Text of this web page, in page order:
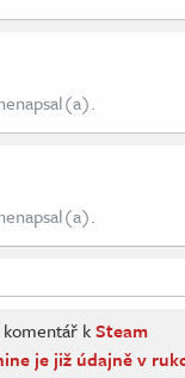
komentář kSteam
je již údajně v